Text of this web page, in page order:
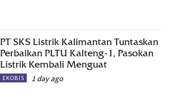
PT SKS Listrik Kalimantan Tuntaskan
Perbaikan PLTU Kalteng-1, Pasokan
Listrik Kembali Menguat
EKOBIS 1 day ago